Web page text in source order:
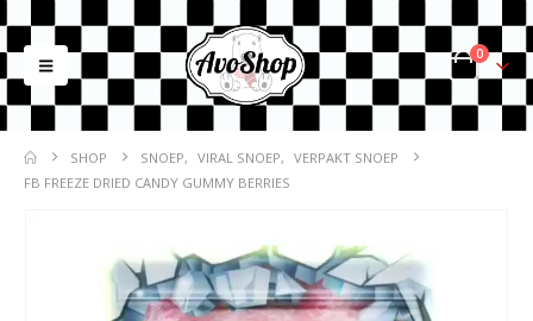
0
SHOP SNOEP, VIRAL SNOEP,
VERPAKT SNOEP
FB FREEZE DRIED CANDY GUMMY BERRIES